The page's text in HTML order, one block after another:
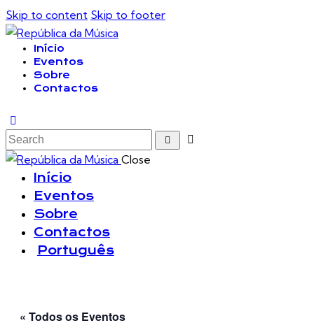
Skip to content Skip to footer
Início
Eventos
Sobre
Contactos
Close
Início
Eventos
Sobre
Contactos
Português
« Todos os Eventos